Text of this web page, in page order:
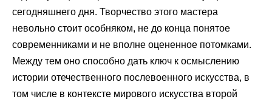
сегодняшнего дня. Творчество этого мастера
невольно стоит особняком, не до конца понятое
современниками и не вполне оцененное потомками.
Между тем оно способно дать ключ к осмыслению
истории отечественного послевоенного искусства, в
том числе в контексте мирового искусства второй